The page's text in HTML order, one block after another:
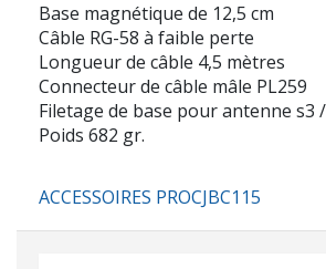
Base magnétique de 12,5 cm
Câble RG-58 à faible perte
Longueur de câble 4,5 mètres
Connecteur de câble mâle PL259
Filetage de base pour antenne s3
Poids 682 gr.
ACCESSOIRES PROCJBC115